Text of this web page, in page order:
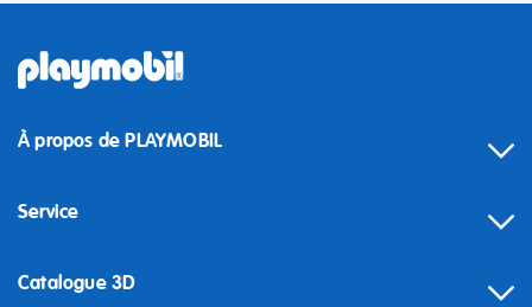
À propos de PLAYMOBIL
Service
Catalogue 3D